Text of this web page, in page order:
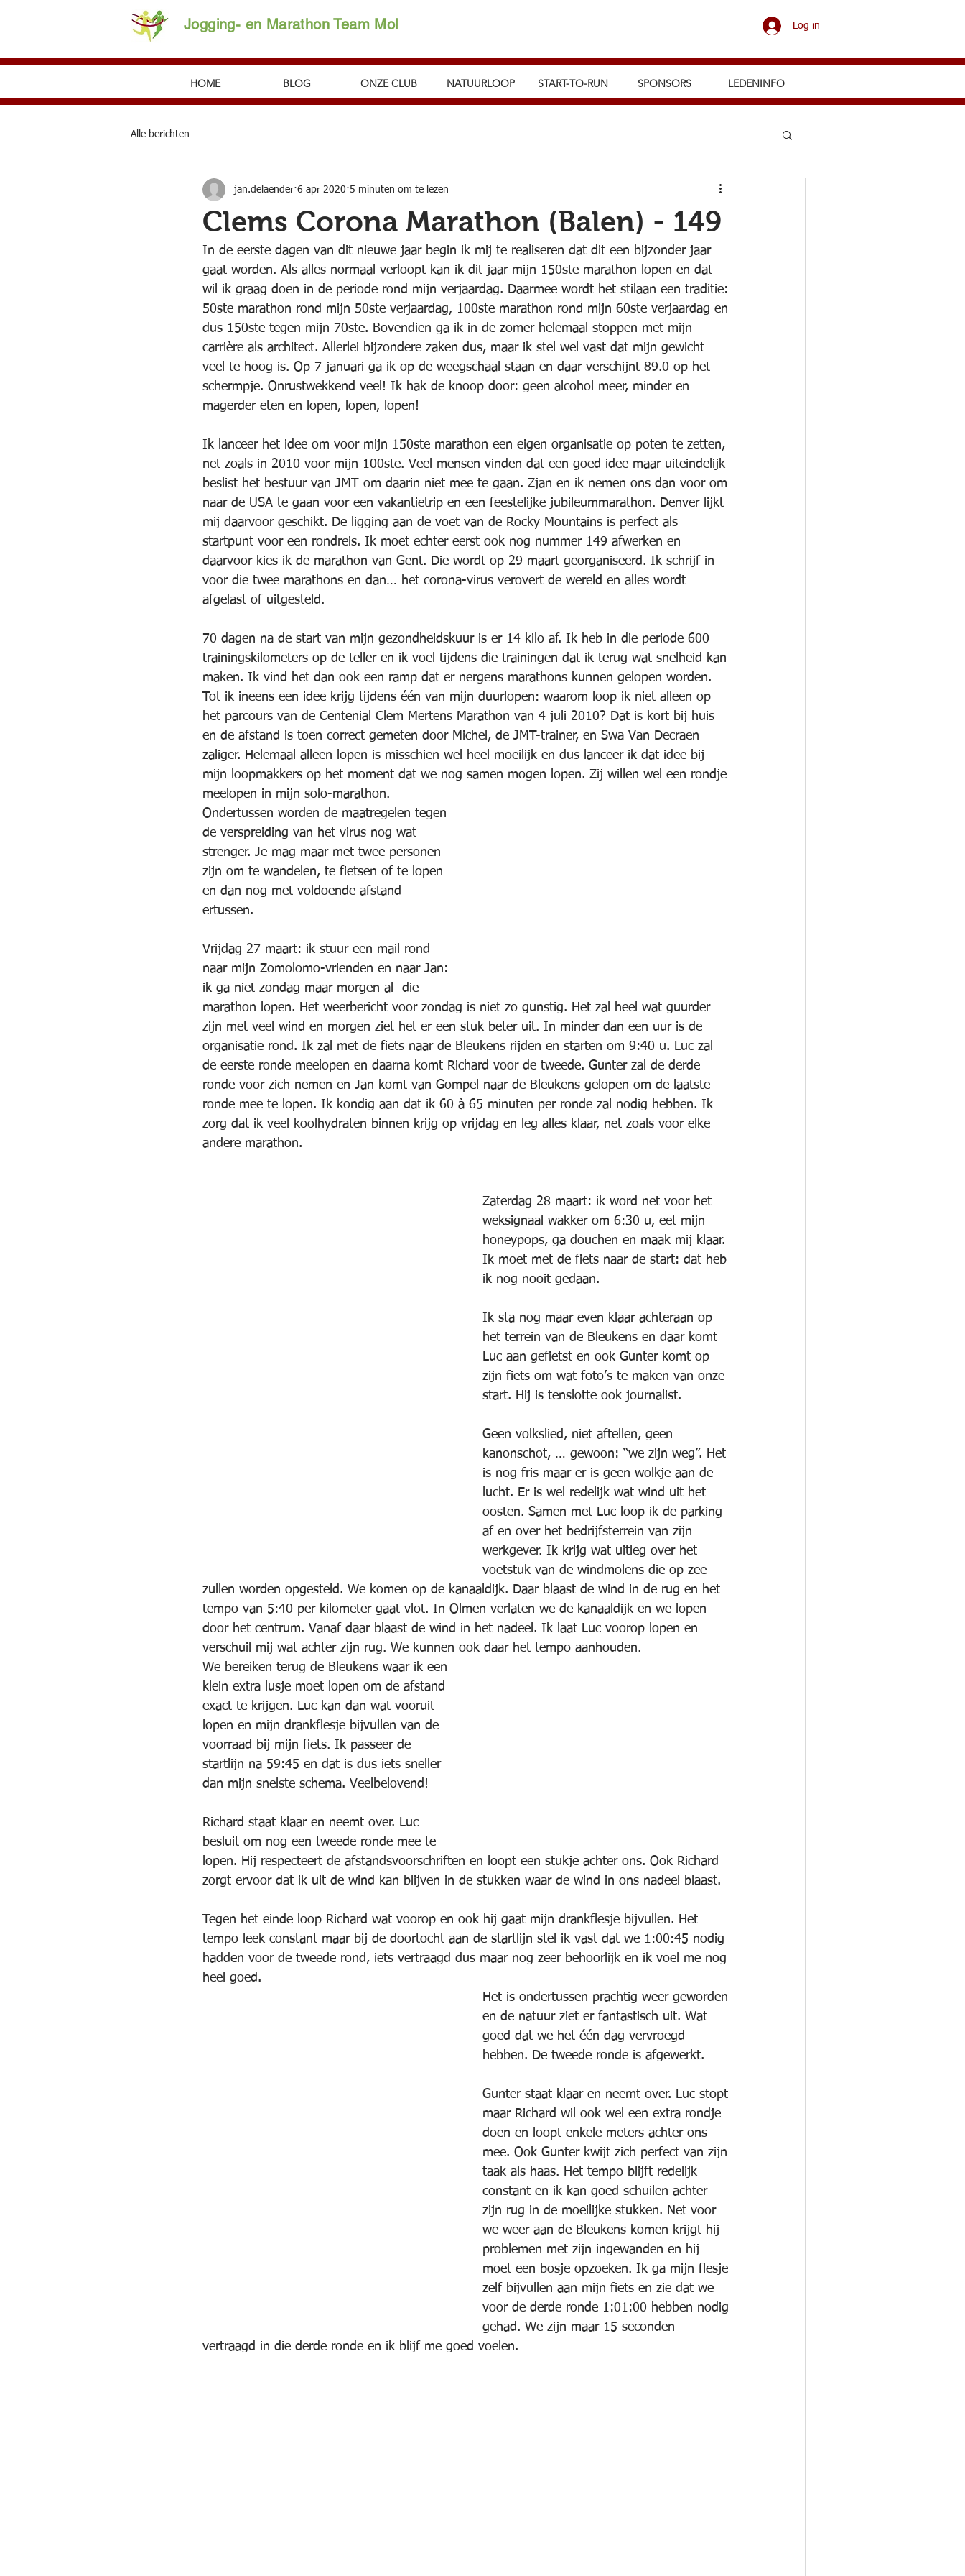
Jogging- en Marathon Team Mol Log in
HOME BLOG ONZE CLUB NATUURLOOP START-TO-RUN SPONSORS LEDENINFO
Alle berichten
Clems Corona Marathon (Balen) - 149
jan.delaender 6 apr 2020 5 minuten om te lezen
In de eerste dagen van dit nieuwe jaar begin ik mij te realiseren dat dit een bijzonder jaar
gaat worden. Als alles normaal verloopt kan ik dit jaar mijn 150ste marathon lopen en dat
wil ik graag doen in de periode rond mijn verjaardag. Daarmee wordt het stilaan een traditie:
50ste marathon rond mijn 50ste verjaardag, 100ste marathon rond mijn 60ste verjaardag en
dus 150ste tegen mijn 70ste. Bovendien ga ik in de zomer helemaal stoppen met mijn
carrière als architect. Allerlei bijzondere zaken dus, maar ik stel wel vast dat mijn gewicht
veel te hoog is. Op 7 januari ga ik op de weegschaal staan en daar verschijnt 89.0 op het
schermpje. Onrustwekkend veel! Ik hak de knoop door: geen alcohol meer, minder en
magerder eten en lopen, lopen, lopen!
Ik lanceer het idee om voor mijn 150ste marathon een eigen organisatie op poten te zetten,
net zoals in 2010 voor mijn 100ste. Veel mensen vinden dat een goed idee maar uiteindelijk
beslist het bestuur van JMT om daarin niet mee te gaan. Zjan en ik nemen ons dan voor om
naar de USA te gaan voor een vakantietrip en een feestelijke jubileummarathon. Denver lijkt
mij daarvoor geschikt. De ligging aan de voet van de Rocky Mountains is perfect als
startpunt voor een rondreis. Ik moet echter eerst ook nog nummer 149 afwerken en
daarvoor kies ik de marathon van Gent. Die wordt op 29 maart georganiseerd. Ik schrijf in
voor die twee marathons en dan… het corona-virus verovert de wereld en alles wordt
afgelast of uitgesteld.
70 dagen na de start van mijn gezondheidskuur is er 14 kilo af. Ik heb in die periode 600
trainingskilometers op de teller en ik voel tijdens die trainingen dat ik terug wat snelheid kan
maken. Ik vind het dan ook een ramp dat er nergens marathons kunnen gelopen worden.
Tot ik ineens een idee krijg tijdens één van mijn duurlopen: waarom loop ik niet alleen op
het parcours van de Centenial Clem Mertens Marathon van 4 juli 2010? Dat is kort bij huis
en de afstand is toen correct gemeten door Michel, de JMT-trainer, en Swa Van Decraen
zaliger. Helemaal alleen lopen is misschien wel heel moeilijk en dus lanceer ik dat idee bij
mijn loopmakkers op het moment dat we nog samen mogen lopen. Zij willen wel een rondje
meelopen in mijn solo-marathon.
Ondertussen worden de maatregelen tegen
de verspreiding van het virus nog wat
strenger. Je mag maar met twee personen
zijn om te wandelen, te fietsen of te lopen
en dan nog met voldoende afstand
ertussen.
Vrijdag 27 maart: ik stuur een mail rond
naar mijn Zomolomo-vrienden en naar Jan:
ik ga niet zondag maar morgen al  die
marathon lopen. Het weerbericht voor zondag is niet zo gunstig. Het zal heel wat guurder
zijn met veel wind en morgen ziet het er een stuk beter uit. In minder dan een uur is de
organisatie rond. Ik zal met de fiets naar de Bleukens rijden en starten om 9:40 u. Luc zal
de eerste ronde meelopen en daarna komt Richard voor de tweede. Gunter zal de derde
ronde voor zich nemen en Jan komt van Gompel naar de Bleukens gelopen om de laatste
ronde mee te lopen. Ik kondig aan dat ik 60 à 65 minuten per ronde zal nodig hebben. Ik
zorg dat ik veel koolhydraten binnen krijg op vrijdag en leg alles klaar, net zoals voor elke
andere marathon.
Zaterdag 28 maart: ik word net voor het
weksignaal wakker om 6:30 u, eet mijn
honeypops, ga douchen en maak mij klaar.
Ik moet met de fiets naar de start: dat heb
ik nog nooit gedaan.
Ik sta nog maar even klaar achteraan op
het terrein van de Bleukens en daar komt
Luc aan gefietst en ook Gunter komt op
zijn fiets om wat foto’s te maken van onze
start. Hij is tenslotte ook journalist.
Geen volkslied, niet aftellen, geen
kanonschot, … gewoon: “we zijn weg”. Het
is nog fris maar er is geen wolkje aan de
lucht. Er is wel redelijk wat wind uit het
oosten. Samen met Luc loop ik de parking
af en over het bedrijfsterrein van zijn
werkgever. Ik krijg wat uitleg over het
voetstuk van de windmolens die op zee
zullen worden opgesteld. We komen op de kanaaldijk. Daar blaast de wind in de rug en het
tempo van 5:40 per kilometer gaat vlot. In Olmen verlaten we de kanaaldijk en we lopen
door het centrum. Vanaf daar blaast de wind in het nadeel. Ik laat Luc voorop lopen en
verschuil mij wat achter zijn rug. We kunnen ook daar het tempo aanhouden.
We bereiken terug de Bleukens waar ik een
klein extra lusje moet lopen om de afstand
exact te krijgen. Luc kan dan wat vooruit
lopen en mijn drankflesje bijvullen van de
voorraad bij mijn fiets. Ik passeer de
startlijn na 59:45 en dat is dus iets sneller
dan mijn snelste schema. Veelbelovend!
Richard staat klaar en neemt over. Luc
besluit om nog een tweede ronde mee te
lopen. Hij respecteert de afstandsvoorschriften en loopt een stukje achter ons. Ook Richard
zorgt ervoor dat ik uit de wind kan blijven in de stukken waar de wind in ons nadeel blaast.
Tegen het einde loop Richard wat voorop en ook hij gaat mijn drankflesje bijvullen. Het
tempo leek constant maar bij de doortocht aan de startlijn stel ik vast dat we 1:00:45 nodig
hadden voor de tweede rond, iets vertraagd dus maar nog zeer behoorlijk en ik voel me nog
heel goed.
Het is ondertussen prachtig weer geworden
en de natuur ziet er fantastisch uit. Wat
goed dat we het één dag vervroegd
hebben. De tweede ronde is afgewerkt.
Gunter staat klaar en neemt over. Luc stopt
maar Richard wil ook wel een extra rondje
doen en loopt enkele meters achter ons
mee. Ook Gunter kwijt zich perfect van zijn
taak als haas. Het tempo blijft redelijk
constant en ik kan goed schuilen achter
zijn rug in de moeilijke stukken. Net voor
we weer aan de Bleukens komen krijgt hij
problemen met zijn ingewanden en hij
moet een bosje opzoeken. Ik ga mijn flesje
zelf bijvullen aan mijn fiets en zie dat we
voor de derde ronde 1:01:00 hebben nodig
gehad. We zijn maar 15 seconden
vertraagd in die derde ronde en ik blijf me goed voelen.